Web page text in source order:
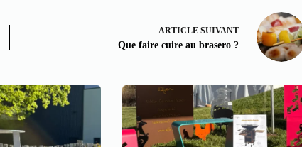
ARTICLESUIVANT
Que faire cuire au brasero ?